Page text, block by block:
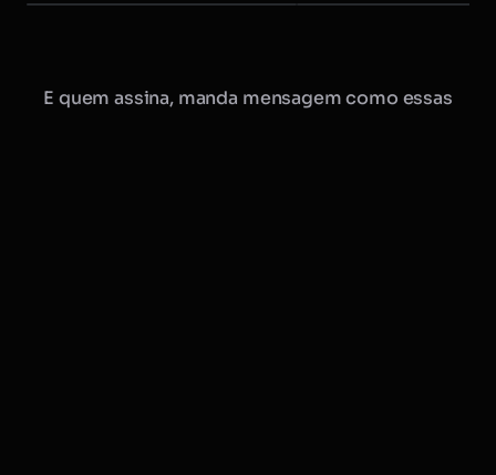
E quem assina, manda mensagem como essas